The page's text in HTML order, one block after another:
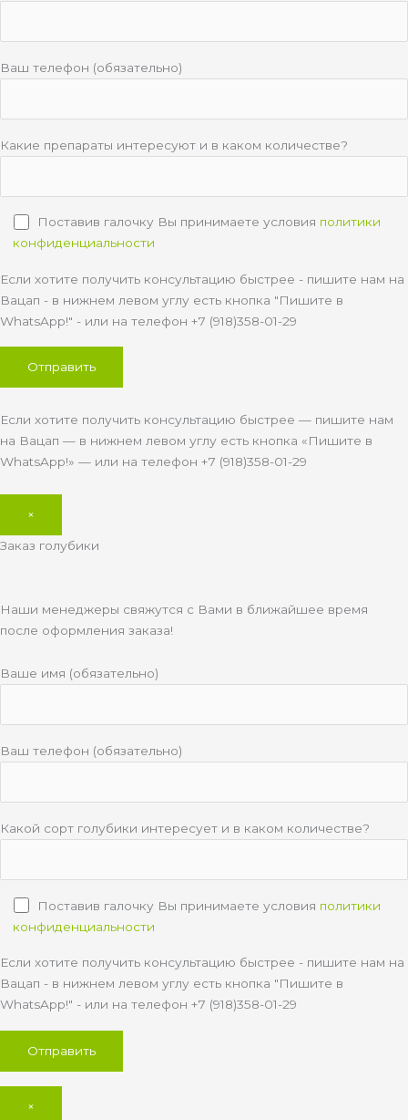
Ваш телефон (обязательно)
Какие препараты интересуют и в каком количестве?
Поставив галочку Вы принимаете условия политики
конфиденциальности
Если хотите получить консультацию быстрее - пишите нам на
Вацап - в нижнем левом углу есть кнопка "Пишите в
WhatsApp!" - или на телефон +7 (918)358-01-29
Если хотите получить консультацию быстрее — пишите нам
на Вацап — в нижнем левом углу есть кнопка «Пишите в
WhatsApp!» — или на телефон +7 (918)358-01-29
×
Заказ голубики
Наши менеджеры свяжутся с Вами в ближайшее время
после оформления заказа!
Ваше имя (обязательно)
Ваш телефон (обязательно)
Какой сорт голубики интересует и в каком количестве?
Поставив галочку Вы принимаете условия политики
конфиденциальности
Если хотите получить консультацию быстрее - пишите нам на
Вацап - в нижнем левом углу есть кнопка "Пишите в
WhatsApp!" - или на телефон +7 (918)358-01-29
×